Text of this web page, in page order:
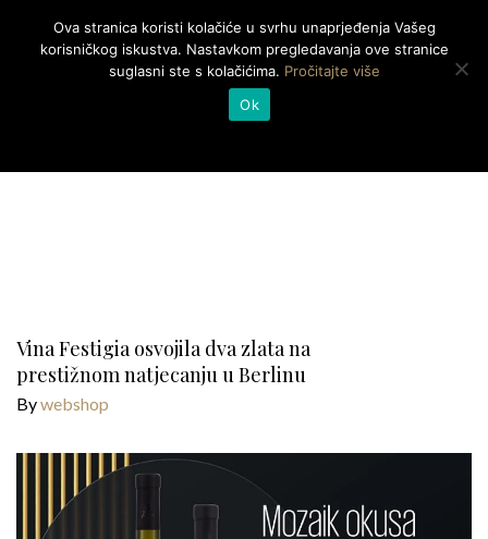
NATJECANJA
Vina Festigia osvojila dva zlata na
prestižnom natjecanju u Berlinu
Bywebshop
Ova stranica koristi kolačiće u svrhu unaprjeđenja Vašeg
korisničkog iskustva. Nastavkom pregledavanja ove stranice
suglasni ste s kolačićima. Pročitajte više
Ok